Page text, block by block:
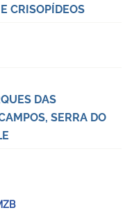
CRISOPÍDEOS
DAS
SERRA DO